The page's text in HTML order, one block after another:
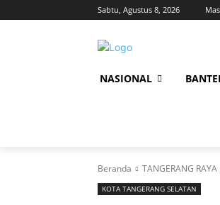
Sabtu, Agustus 8, 2026
NASIONAL
Beranda TANGERANG RAYA
KOTA TANGERANG SELATAN